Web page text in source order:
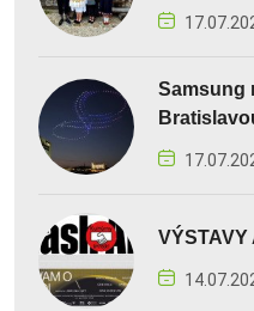
Samsung
VÝSTAVY